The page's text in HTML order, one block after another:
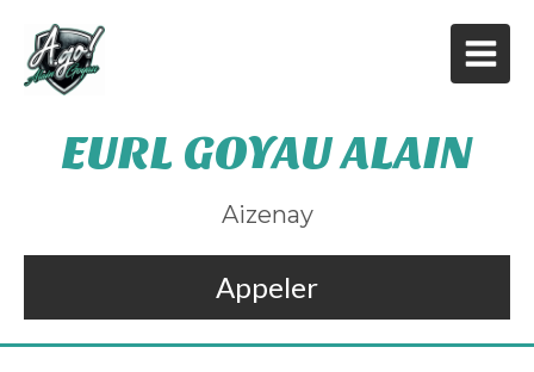
EURL GOYAU ALAIN
Aizenay
Appeler